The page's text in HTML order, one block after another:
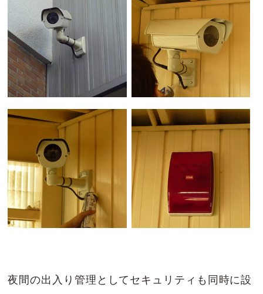
夜間の出入り管理としてセキュリティも同時に設